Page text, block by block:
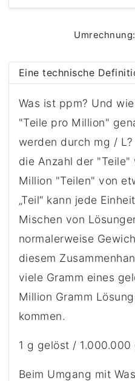
Eine technische
Was ist ppm? Und
"Teile pro Million"
werden durch mg /
die Anzahl der
Million "Teilen" von
„Teil“ kann jede
Mischen von
normalerweise
diesem
viele Gramm eines
Million Gramm
kommen.
1 g gelöst /
Beim Umgang mit